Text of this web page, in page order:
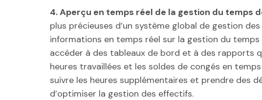
4. Aperçu en temps réel de la gestion du temps
plus précieuses d’un système global de gestion
informations en temps réel sur la gestion du temps
accéder à des tableaux de bord et à des rapports
heures travaillées et les soldes de congés en
suivre les heures supplémentaires et prendre des
d’optimiser la gestion des effectifs.